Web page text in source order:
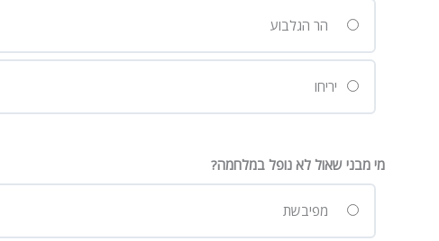
הר הגלבוע
יריחו
מי מבני שאול לא נופל במלחמה?
מפיבשת